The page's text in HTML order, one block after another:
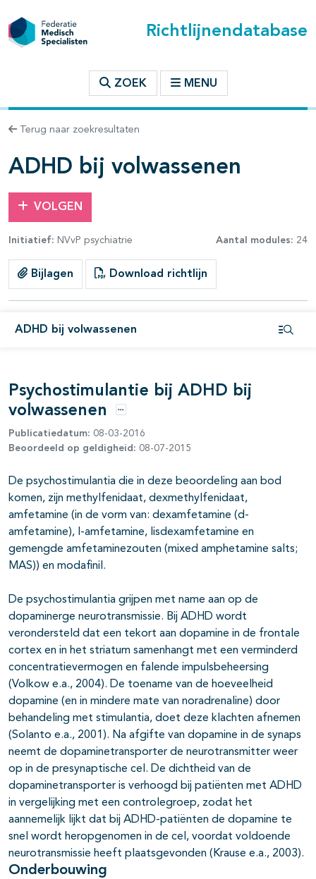
Richtlijnendatabase
ZOEK MENU
Terug naar zoekresultaten
ADHD bij volwassenen
VOLGEN
Initiatief: NVvP psychiatrie Aantal modules: 24
Bijlagen Download richtlijn
ADHD bij volwassenen
binnen deze richtlijn
open- en dichtklappen
open- en dichtklappen
open- en dichtklappen
open- en dichtklappen
open- en dichtklappen
Psychostimulantie bij ADHD bij
volwassenen
Opties
Publicatiedatum: 08-03-2016
Beoordeeld op geldigheid: 08-07-2015
De psychostimulantia die in deze beoordeling aan bod
komen, zijn methylfenidaat, dexmethylfenidaat,
amfetamine (in de vorm van: dexamfetamine (d-
amfetamine), l-amfetamine, lisdexamfetamine en
gemengde amfetaminezouten (mixed amphetamine salts;
MAS)) en modafinil.
De psychostimulantia grijpen met name aan op de
dopaminerge neurotransmissie. Bij ADHD wordt
verondersteld dat een tekort aan dopamine in de frontale
cortex en in het striatum samenhangt met een verminderd
concentratievermogen en falende impulsbeheersing
(Volkow e.a., 2004). De toename van de hoeveelheid
dopamine (en in mindere mate van noradrenaline) door
behandeling met stimulantia, doet deze klachten afnemen
(Solanto e.a., 2001). Na afgifte van dopamine in de synaps
neemt de dopaminetransporter de neurotransmitter weer
op in de presynaptische cel. De dichtheid van de
dopaminetransporter is verhoogd bij patiënten met ADHD
in vergelijking met een controlegroep, zodat het
aannemelijk lijkt dat bij ADHD-patiënten de dopamine te
snel wordt heropgenomen in de cel, voordat voldoende
neurotransmissie heeft plaatsgevonden (Krause e.a., 2003).
Onderbouwing